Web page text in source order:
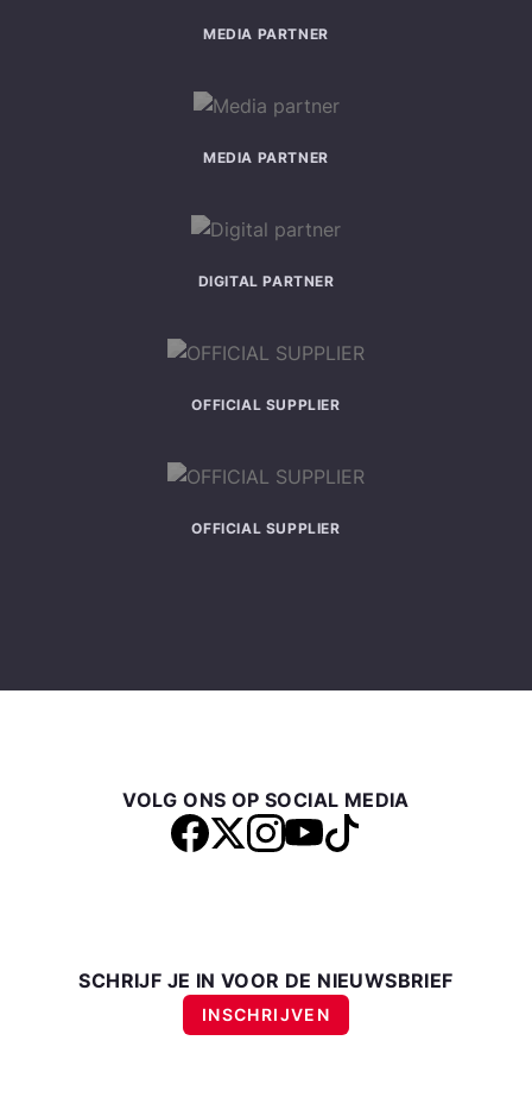
MEDIA PARTNER
MEDIA PARTNER
DIGITAL PARTNER
OFFICIAL SUPPLIER
OFFICIAL SUPPLIER
VOLG ONS OP SOCIAL MEDIA
SCHRIJF JE IN VOOR DE NIEUWSBRIEF
INSCHRIJVEN